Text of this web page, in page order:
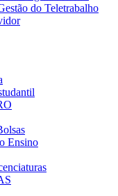
do Teletrabalho
Ensino